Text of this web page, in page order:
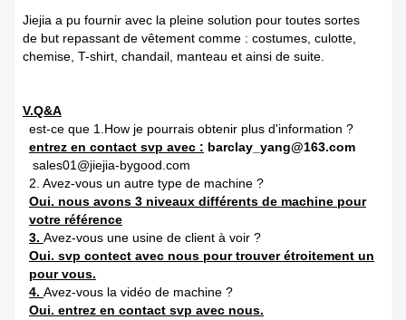
Jiejia a pu fournir avec la pleine solution pour toutes sortes
de but repassant de vêtement comme : costumes, culotte,
chemise, T-shirt, chandail, manteau et ainsi de suite.
V.Q&A
est-ce que 1.How je pourrais obtenir plus d'information ?
entrez en contact svp avec : barclay_yang@163.com
sales01@jiejia-bygood.com
2. Avez-vous un autre type de machine ?
Oui. nous avons 3 niveaux différents de machine pour
votre référence
3. Avez-vous une usine de client à voir ?
Oui. svp contect avec nous pour trouver étroitement un
pour vous.
4. Avez-vous la vidéo de machine ?
Oui. entrez en contact svp avec nous.